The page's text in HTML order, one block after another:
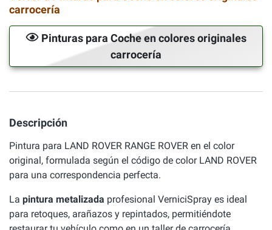
carrocería
Pinturas para Coche en colores originales
carrocería
Descripción
Pintura para LAND ROVER RANGE ROVER en el color
original, formulada según el código de color LAND ROVER
para una correspondencia perfecta.
La pintura metalizada profesional VerniciSpray es ideal
para retoques, arañazos y repintados, permitiéndote